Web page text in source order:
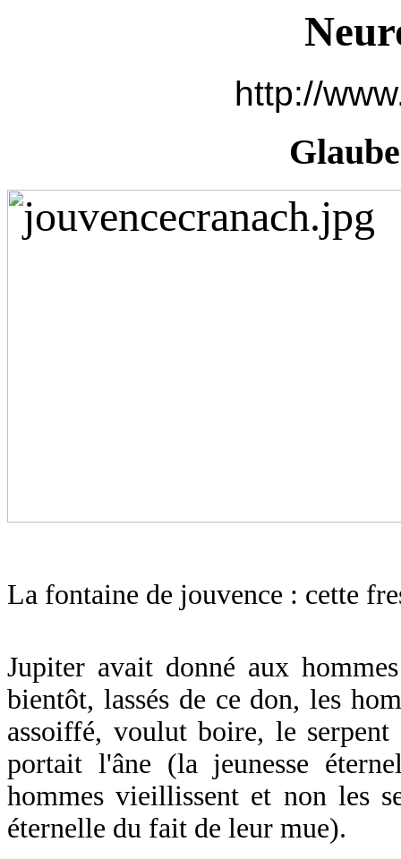
http://
La fontaine de jouvence : cette
Jupiter avait donné aux
bientôt, lassés de ce don, les
assoiffé, voulut boire, le
portait l'âne (la jeunesse
hommes vieillissent et non les
éternelle du fait de leur mue).